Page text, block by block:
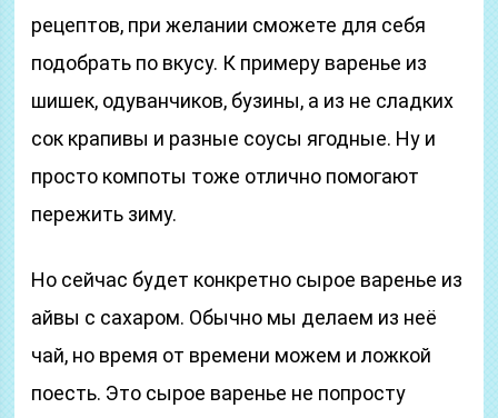
рецептов, при желании сможете для себя
подобрать по вкусу. К примеру варенье из
шишек, одуванчиков, бузины, а из не сладких
сок крапивы и разные соусы ягодные. Ну и
просто компоты тоже отлично помогают
пережить зиму.
Но сейчас будет конкретно сырое варенье из
айвы с сахаром. Обычно мы делаем из неё
чай, но время от времени можем и ложкой
поесть. Это сырое варенье не попросту